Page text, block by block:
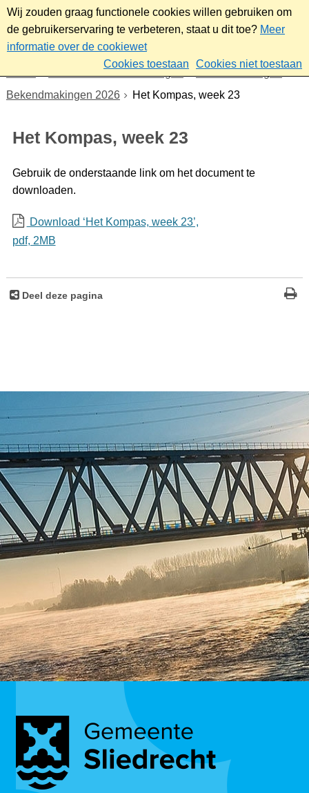
Wij zouden graag functionele cookies willen gebruiken om
de gebruikerservaring te verbeteren, staat u dit toe? Meer
informatie over de cookiewet
Cookies toestaan
Cookies niet toestaan
Nieuws & bekendmakingen
Bekendmakingen
Bekendmakingen 2026
Het Kompas, week 23
Het Kompas, week 23
Gebruik de onderstaande link om het document te
downloaden.
Download ‘Het Kompas, week 23’,
pdf, 2MB
Deel deze pagina